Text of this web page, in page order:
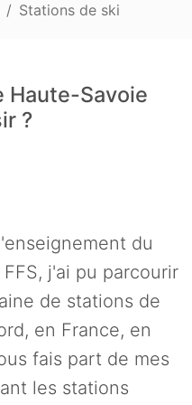
Stations de ski
Haute-Savoie
?
du
j'ai pu parcourir
de stations de
en France, en
fais part de mes
les stations